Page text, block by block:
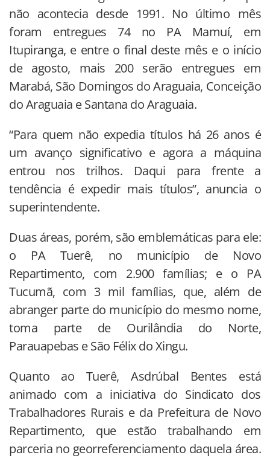
não acontecia desde 1991. No último mês
foram entregues 74 no PA Mamuí, em
Itupiranga, e entre o final deste mês e o início
de agosto, mais 200 serão entregues em
Marabá, São Domingos do Araguaia, Conceição
do Araguaia e Santana do Araguaia.
“Para quem não expedia títulos há 26 anos é
um avanço significativo e agora a máquina
entrou nos trilhos. Daqui para frente a
tendência é expedir mais títulos”, anuncia o
superintendente.
Duas áreas, porém, são emblemáticas para ele:
o PA Tuerê, no município de Novo
Repartimento, com 2.900 famílias; e o PA
Tucumã, com 3 mil famílias, que, além de
abranger parte do município do mesmo nome,
toma parte de Ourilândia do Norte,
Parauapebas e São Félix do Xingu.
Quanto ao Tuerê, Asdrúbal Bentes está
animado com a iniciativa do Sindicato dos
Trabalhadores Rurais e da Prefeitura de Novo
Repartimento, que estão trabalhando em
parceria no georreferenciamento daquela área.